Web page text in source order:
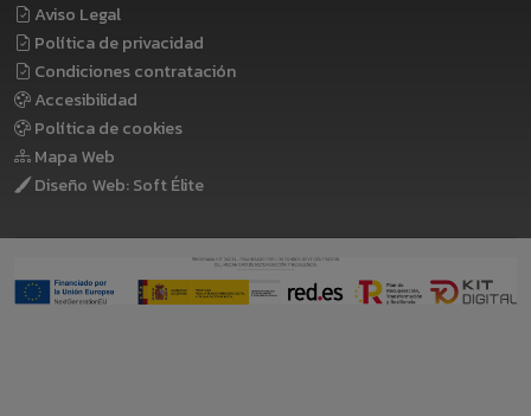
Aviso Legal
Política de privacidad
Condiciones contratación
Accesibilidad
Política de cookies
Mapa Web
Diseño Web: Soft Élite